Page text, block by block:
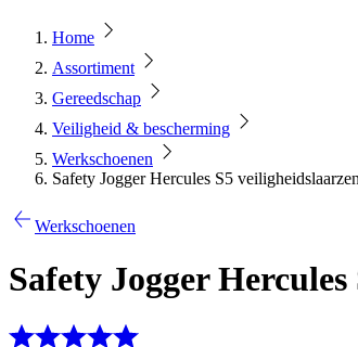
Home
Assortiment
Gereedschap
Veiligheid & bescherming
Werkschoenen
Safety Jogger Hercules S5
Werkschoenen
Safety Jogger